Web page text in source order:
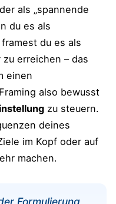
als „spannende
du es als
du es als
erreichen – das
einen
also bewusst
zu steuern.
deines
im Kopf oder auf
machen.
Formulierung